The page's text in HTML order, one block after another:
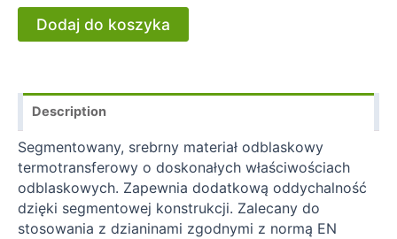
Dodaj do koszyka
Description
Segmentowany, srebrny materiał odblaskowy
termotransferowy o doskonałych właściwościach
odblaskowych. Zapewnia dodatkową oddychalność
dzięki segmentowej konstrukcji. Zalecany do
stosowania z dzianinami zgodnymi z normą EN